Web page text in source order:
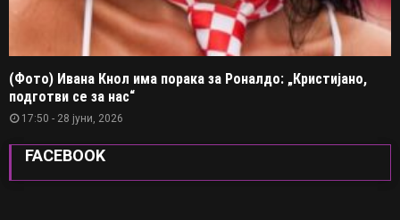
(Фото) Ивана Кнол има порака за Роналдо: „Кристијано,
подготви се за нас“
17:50 - 28 јуни, 2026
FACEBOOK